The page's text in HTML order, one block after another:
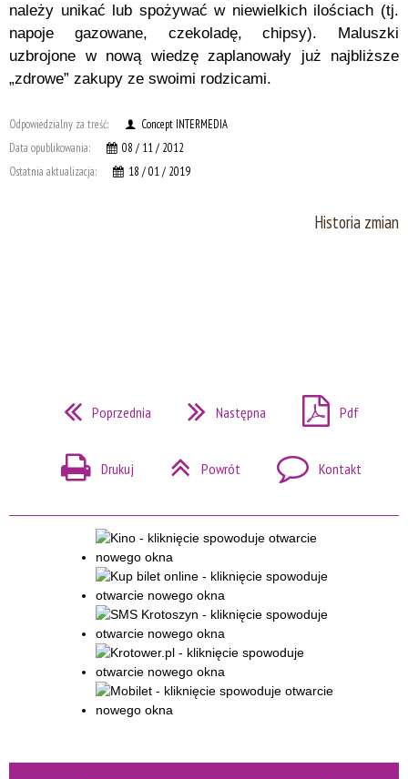
należy unikać lub spożywać w niewielkich ilościach (tj.
napoje gazowane, czekoladę, chipsy). Maluszki
uzbrojone w nową wiedzę zaplanowały już najbliższe
„zdrowe” zakupy ze swoimi rodzicami.
Odpowiedzialny za treść:
Concept INTERMEDIA
Data opublikowania:
08 / 11 / 2012
Ostatnia aktualizacja:
18 / 01 / 2019
Historia zmian
Poprzednia Następna Pdf
Drukuj Powrót Kontakt